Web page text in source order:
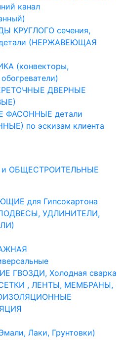
канал
КРУГЛОГО сечения,
(НЕРЖАВЕЮЩАЯ
(конвекторы,
ДВЕРНЫЕ
детали
по эскизам клиента
и ОБЩЕСТРОИТЕЛЬНЫЕ
для Гипсокартона
УДЛИНИТЕЛИ,
ГВОЗДИ, Холодная сварка
, ЛЕНТЫ, МЕМБРАНЫ,
Лаки, Грунтовки)